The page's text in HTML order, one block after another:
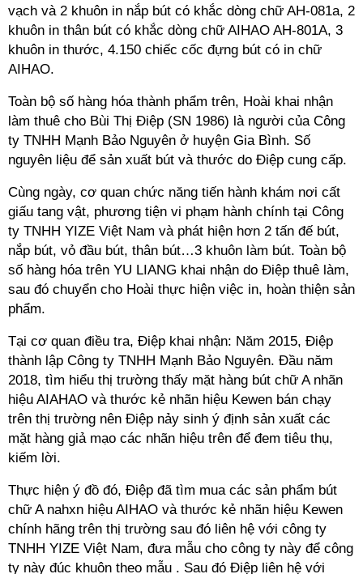
vạch và 2 khuôn in nắp bút có khắc dòng chữ AH-081a, 2
khuôn in thân bút có khắc dòng chữ AIHAO AH-801A, 3
khuôn in thước, 4.150 chiếc cốc đựng bút có in chữ
AIHAO.
Toàn bộ số hàng hóa thành phẩm trên, Hoài khai nhận
làm thuê cho Bùi Thị Điệp (SN 1986) là người của Công
ty TNHH Mạnh Bảo Nguyên ở huyện Gia Bình. Số
nguyên liệu để sản xuất bút và thước do Điệp cung cấp.
Cùng ngày, cơ quan chức năng tiến hành khám nơi cất
giấu tang vật, phương tiện vi phạm hành chính tại Công
ty TNHH YIZE Việt Nam và phát hiện hơn 2 tấn đế bút,
nắp bút, vỏ đầu bút, thân bút…3 khuôn làm bút. Toàn bộ
số hàng hóa trên YU LIANG khai nhận do Điệp thuê làm,
sau đó chuyển cho Hoài thực hiện việc in, hoàn thiện sản
phẩm.
Tại cơ quan điều tra, Điệp khai nhận: Năm 2015, Điệp
thành lập Công ty TNHH Mạnh Bảo Nguyên. Đầu năm
2018, tìm hiểu thị trường thấy mặt hàng bút chữ A nhãn
hiệu AIAHAO và thước kẻ nhãn hiệu Kewen bán chạy
trên thị trường nên Điệp nảy sinh ý định sản xuất các
mặt hàng giả mạo các nhãn hiệu trên để đem tiêu thụ,
kiếm lời.
Thực hiện ý đồ đó, Điệp đã tìm mua các sản phẩm bút
chữ A nahxn hiệu AIHAO và thước kẻ nhãn hiệu Kewen
chính hãng trên thị trường sau đó liên hệ với công ty
TNHH YIZE Việt Nam, đưa mẫu cho công ty này để công
ty này đúc khuôn theo mẫu . Sau đó Điệp liên hệ với